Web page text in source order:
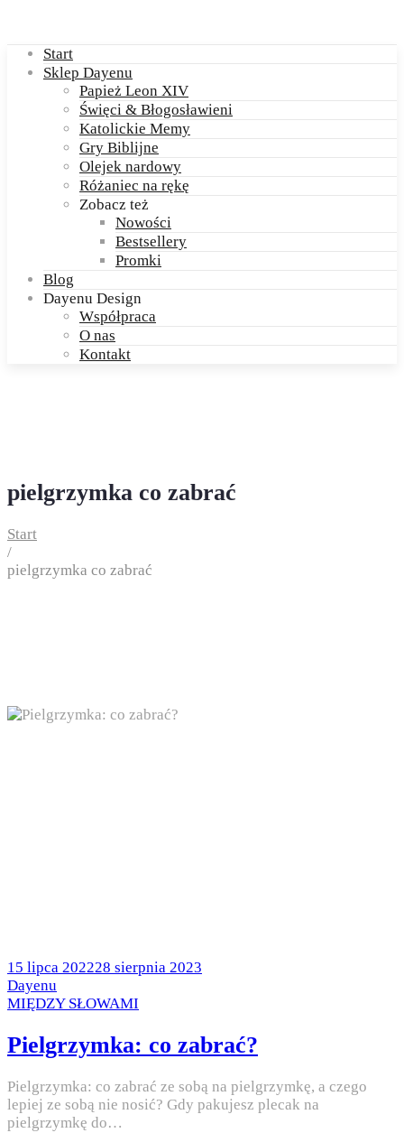
Start
Sklep Dayenu
Papież Leon XIV
Święci & Błogosławieni
Katolickie Memy
Gry Biblijne
Olejek nardowy
Różaniec na rękę
Zobacz też
Nowości
Bestsellery
Promki
Blog
Dayenu Design
Współpraca
O nas
Kontakt
pielgrzymka co zabrać
Start
/
pielgrzymka co zabrać
Posted
on
15 lipca 202228 sierpnia 2023
by
Dayenu
Posted
MIĘDZY SŁOWAMI
Pielgrzymka: co zabrać?
Pielgrzymka: co zabrać ze sobą na pielgrzymkę, a czego
lepiej ze sobą nie nosić? Gdy pakujesz plecak na
pielgrzymkę do…